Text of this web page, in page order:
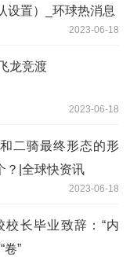
设置）_环球热消息
2023-06-18
龙竞渡
2023-06-18
二骑最终形态的形
？|全球快资讯
2023-06-18
长毕业致辞：“内
卷”